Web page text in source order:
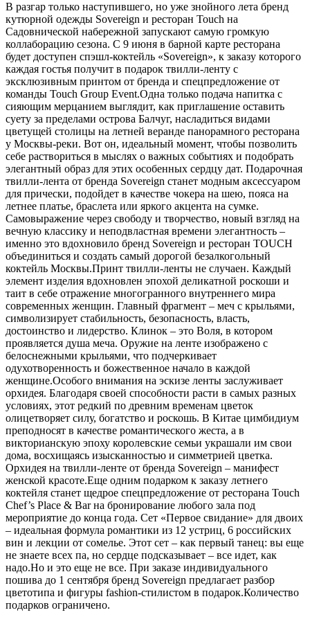
В разгар только наступившего, но уже знойного лета бренд
кутюрной одежды Sovereign и ресторан Touch на
Садовнической набережной запускают самую громкую
коллаборацию сезона. С 9 июня в барной карте ресторана
будет доступен спэшл-коктейль «Sovereign», к заказу которого
каждая гостья получит в подарок твилли-ленту с
эксклюзивным принтом от бренда и спецпредложение от
команды Touch Group Event.Одна только подача напитка с
сияющим мерцанием выглядит, как приглашение оставить
суету за пределами острова Балчуг, насладиться видами
цветущей столицы на летней веранде панорамного ресторана
у Москвы-реки. Вот он, идеальный момент, чтобы позволить
себе раствориться в мыслях о важных событиях и подобрать
элегантный образ для этих особенных сердцу дат. Подарочная
твилли-лента от бренда Sovereign станет модным аксессуаром
для прически, подойдет в качестве чокера на шею, пояса на
летнее платье, браслета или яркого акцента на сумке.
Самовыражение через свободу и творчество, новый взгляд на
вечную классику и неподвластная времени элегантность –
именно это вдохновило бренд Sovereign и ресторан TOUCH
объединиться и создать самый дорогой безалкогольный
коктейль Москвы.Принт твилли-ленты не случаен. Каждый
элемент изделия вдохновлен эпохой деликатной роскоши и
таит в себе отражение многогранного внутреннего мира
современных женщин. Главный фрагмент – меч с крыльями,
символизирует стабильность, безопасность, власть,
достоинство и лидерство. Клинок – это Воля, в котором
проявляется душа меча. Оружие на ленте изображено с
белоснежными крыльями, что подчеркивает
одухотворенность и божественное начало в каждой
женщине.Особого внимания на эскизе ленты заслуживает
орхидея. Благодаря своей способности расти в самых разных
условиях, этот редкий по древним временам цветок
олицетворяет силу, богатство и роскошь. В Китае цимбидиум
преподносят в качестве романтического жеста, а в
викторианскую эпоху королевские семьи украшали им свои
дома, восхищаясь изысканностью и симметрией цветка.
Орхидея на твилли-ленте от бренда Sovereign – манифест
женской красоте.Еще одним подарком к заказу летнего
коктейля станет щедрое спецпредложение от ресторана Touch
Chef’s Place & Bar на бронирование любого зала под
мероприятие до конца года. Сет «Первое свидание» для двоих
– идеальная формула романтики из 12 устриц, 6 российских
вин и лекции от сомелье. Этот сет – как первый танец: вы еще
не знаете всех па, но сердце подсказывает – все идет, как
надо.Но и это еще не все. При заказе индивидуального
пошива до 1 сентября бренд Sovereign предлагает разбор
цветотипа и фигуры fashion-стилистом в подарок.Количество
подарков ограничено.